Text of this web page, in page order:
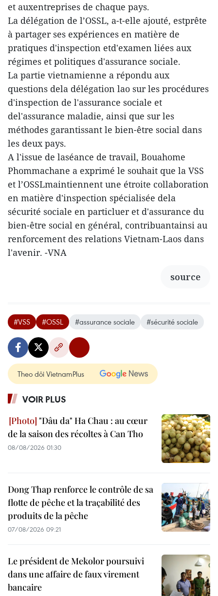
et auxentreprises de chaque pays.
La délégation de l’OSSL, a-t-elle ajouté, estprête
à partager ses expériences en matière de
pratiques d'inspection etd'examen liées aux
régimes et politiques d'assurance sociale.
La partie vietnamienne a répondu aux
questions dela délégation lao sur les procédures
d'inspection de l'assurance sociale et
del'assurance maladie, ainsi que sur les
méthodes garantissant le bien-être social dans
les deux pays.
A l'issue de laséance de travail, Bouahome
Phommachane a exprimé le souhait que la VSS
et l’OSSLmaintiennent une étroite collaboration
en matière d'inspection spécialisée dela
sécurité sociale en particluer et d'assurance du
bien-être social en général, contribuantainsi au
renforcement des relations Vietnam-Laos dans
l'avenir. -VNA
source
#VSS #OSSL #assurance sociale #sécurité sociale
Theo dõi VietnamPlus
VOIR PLUS
"Dâu da" Ha Chau : au cœur
de la saison des récoltes à Can Tho
08/08/2026 01:30
Dong Thap renforce le contrôle de sa
flotte de pêche et la traçabilité des
produits de la pêche
07/08/2026 09:21
Le président de Mekolor poursuivi
dans une affaire de faux virement
bancaire